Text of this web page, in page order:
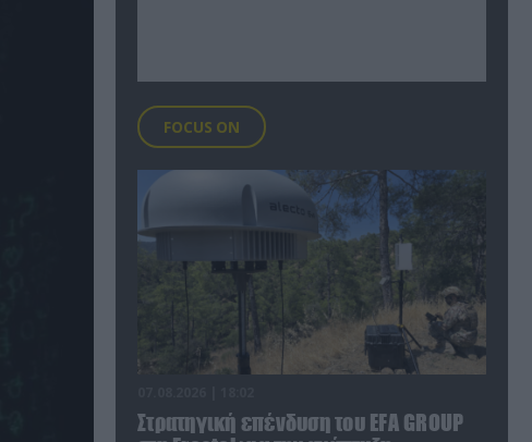
FOCUS ON
Στρατηγική επένδυση του EFA GROUP